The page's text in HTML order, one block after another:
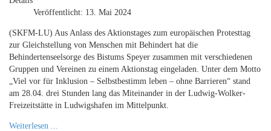
Veröffentlicht: 13. Mai 2024
(SKFM-LU) Aus Anlass des Aktionstages zum europäischen Protesttag
zur Gleichstellung von Menschen mit Behindert hat die
Behindertenseelsorge des Bistums Speyer zusammen mit verschiedenen
Gruppen und Vereinen zu einem Aktionstag eingeladen. Unter dem Motto
„Viel vor für Inklusion – Selbstbestimm leben – ohne Barrieren“ stand
am 28.04. drei Stunden lang das Miteinander in der Ludwig-Wolker-
Freizeitstätte in Ludwigshafen im Mittelpunkt.
Weiterlesen ...